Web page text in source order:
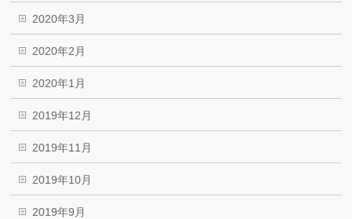
2020年3月
2020年2月
2020年1月
2019年12月
2019年11月
2019年10月
2019年9月